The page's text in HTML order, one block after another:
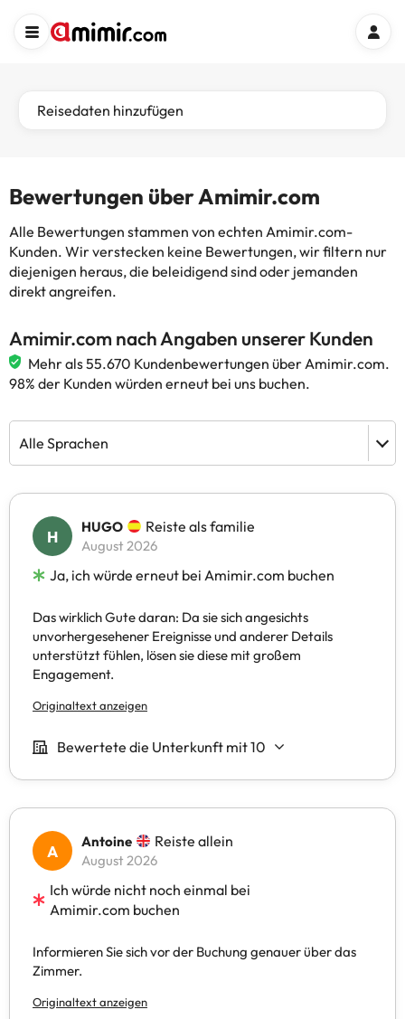
Reisedaten hinzufügen
Bewertungen über Amimir.com
Alle Bewertungen stammen von echten Amimir.com-
Kunden. Wir verstecken keine Bewertungen, wir filtern nur
diejenigen heraus, die beleidigend sind oder jemanden
direkt angreifen.
Amimir.com nach Angaben unserer Kunden
Mehr als 55.670 Kundenbewertungen über Amimir.com.
98% der Kunden würden erneut bei uns buchen.